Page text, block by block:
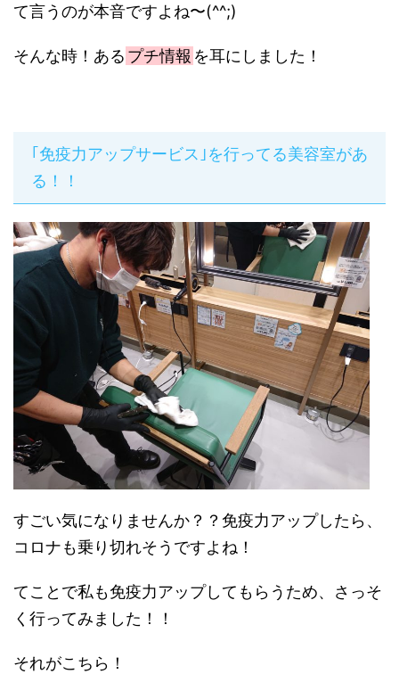
て言うのが本音ですよね〜(^^;)
そんな時！ある プチ情報 を耳にしました！
｢免疫力アップサービス｣を行ってる美容室があ
る！！
すごい気になりませんか？？免疫力アップしたら、
コロナも乗り切れそうですよね！
てことで私も免疫力アップしてもらうため、さっそ
く行ってみました！！
それがこちら！